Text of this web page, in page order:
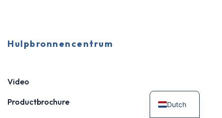
Hulpbronnencentrum
Video
Productbrochure Dutch